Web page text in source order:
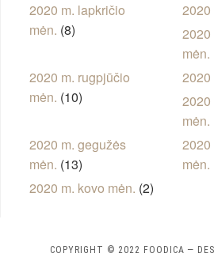
2020 m. lapkričio
mėn. (8)
2020
2020
mėn.
2020 m. rugpjūčio
mėn. (10)
2020
2020
mėn.
2020 m. gegužės
mėn. (13)
2020
mėn.
2020 m. kovo mėn. (2)
COPYRIGHT © 2022 FOODICA —